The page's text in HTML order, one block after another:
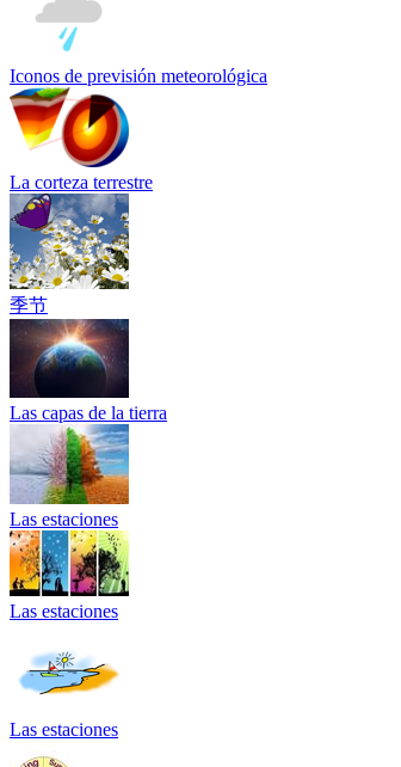
Iconos de previsión meteorológica
La corteza terrestre
季节
Las capas de la tierra
Las estaciones
Las estaciones
Las estaciones